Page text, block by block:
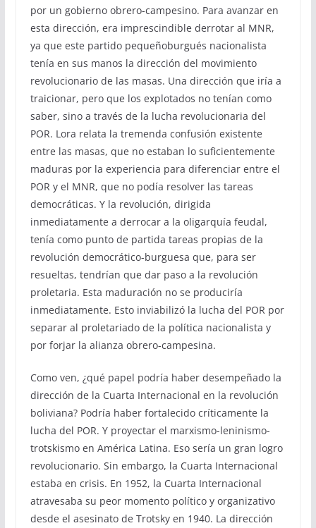
por un gobierno obrero-campesino. Para avanzar en
esta dirección, era imprescindible derrotar al MNR,
ya que este partido pequeñoburgués nacionalista
tenía en sus manos la dirección del movimiento
revolucionario de las masas. Una dirección que iría a
traicionar, pero que los explotados no tenían como
saber, sino a través de la lucha revolucionaria del
POR. Lora relata la tremenda confusión existente
entre las masas, que no estaban lo suficientemente
maduras por la experiencia para diferenciar entre el
POR y el MNR, que no podía resolver las tareas
democráticas. Y la revolución, dirigida
inmediatamente a derrocar a la oligarquía feudal,
tenía como punto de partida tareas propias de la
revolución democrático-burguesa que, para ser
resueltas, tendrían que dar paso a la revolución
proletaria. Esta maduración no se produciría
inmediatamente. Esto inviabilizó la lucha del POR por
separar al proletariado de la política nacionalista y
por forjar la alianza obrero-campesina.
Como ven, ¿qué papel podría haber desempeñado la
dirección de la Cuarta Internacional en la revolución
boliviana? Podría haber fortalecido críticamente la
lucha del POR. Y proyectar el marxismo-leninismo-
trotskismo en América Latina. Eso sería un gran logro
revolucionario. Sin embargo, la Cuarta Internacional
estaba en crisis. En 1952, la Cuarta Internacional
atravesaba su peor momento político y organizativo
desde el asesinato de Trotsky en 1940. La dirección